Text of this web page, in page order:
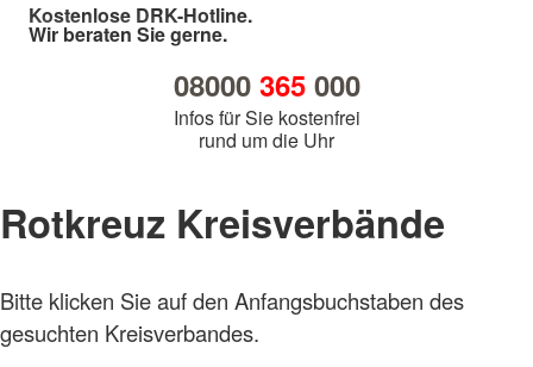
Kostenlose DRK-Hotline.
Wir beraten Sie gerne.
08000 365000
Infos für Sie kostenfrei
rund um die Uhr
Rotkreuz Kreisverbände
Bitte klicken Sie auf den Anfangsbuchstaben des
gesuchten Kreisverbandes.